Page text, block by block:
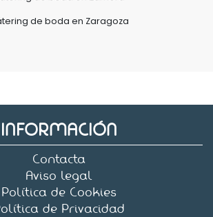
de boda en Zaragoza
INFORMACIÓN
Contacta
Aviso legal
Política de Cookies
de Privacidad